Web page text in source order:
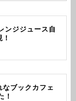
ンジジュース自
ブックカフェ
！